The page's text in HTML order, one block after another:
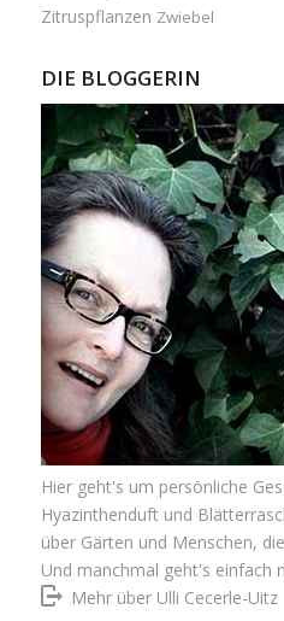
Zitruspflanzen Zwiebel
DIE BLOGGERIN
Hier geht's um persönliche
Hyazinthenduft und
über Gärten und Menschen,
Und manchmal geht's einfach
Mehr über Ulli Cecerle-Uitz